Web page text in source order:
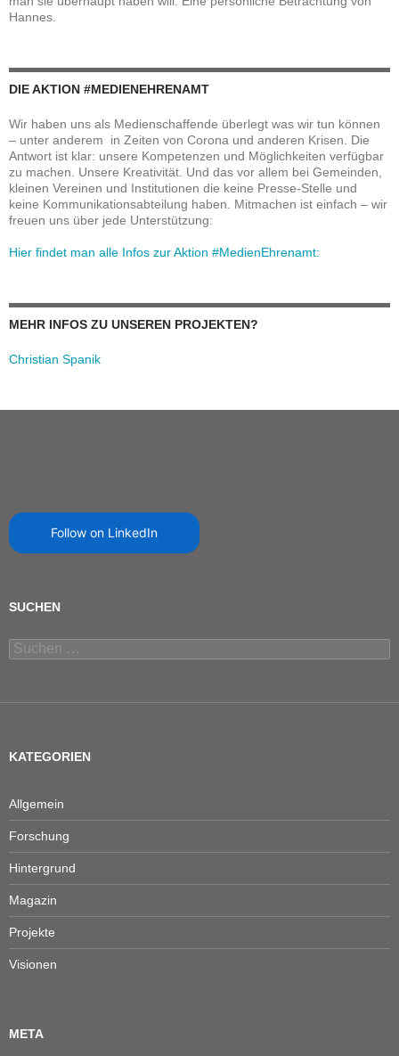
Hannes.
DIE AKTION #MEDIENEHRENAMT
Wir haben uns als Medienschaffende überlegt was wir tun können
– unter anderem in Zeiten von Corona und anderen Krisen. Die
Antwort ist klar: unsere Kompetenzen und Möglichkeiten verfügbar
zu machen. Unsere Kreativität. Und das vor allem bei Gemeinden,
kleinen Vereinen und Institutionen die keine Presse-Stelle und
keine Kommunikationsabteilung haben. Mitmachen ist einfach – wir
freuen uns über jede Unterstützung:
Hier findet man alle Infos zur Aktion #MedienEhrenamt:
MEHR INFOS ZU UNSEREN PROJEKTEN?
Christian Spanik
Follow on LinkedIn
SUCHEN
Suchen
nach:
KATEGORIEN
Allgemein
Forschung
Hintergrund
Magazin
Projekte
Visionen
META